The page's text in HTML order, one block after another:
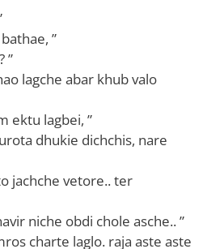
”
”
lagche abar khub valo
ektu lagbei, ”
dhukie dichchis, nare
jachche vetore.. ter
niche obdi chole asche.. ”
charte laglo. raja aste aste